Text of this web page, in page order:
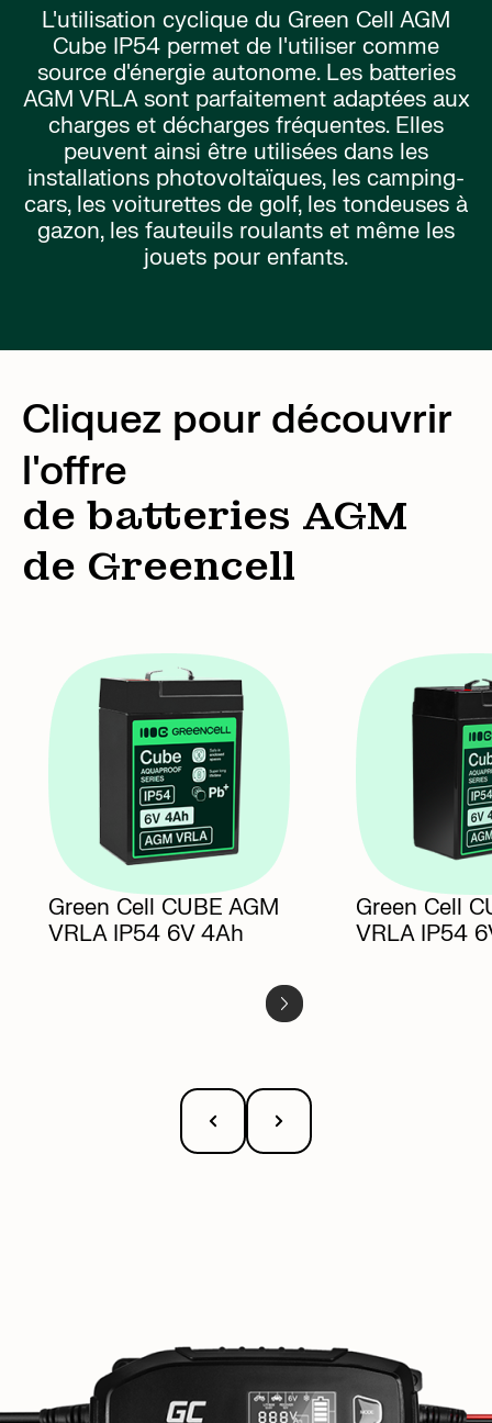
L'utilisation cyclique du Green Cell AGM
Cube IP54 permet de l'utiliser comme
source d'énergie autonome. Les batteries
AGM VRLA sont parfaitement adaptées aux
charges et décharges fréquentes. Elles
peuvent ainsi être utilisées dans les
installations photovoltaïques, les camping-
cars, les voiturettes de golf, les tondeuses à
gazon, les fauteuils roulants et même les
jouets pour enfants.
Cliquez pour découvrir
l'offre
de batteries AGM
de Greencell
Green Cell CUBE AGM
VRLA IP54 6V 4Ah
Green Cell
VRLA IP54